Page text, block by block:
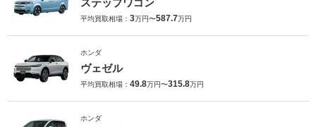
ステップワゴン
平均買取相場： 3万円〜587.7万円
ホンダ
ヴェゼル
平均買取相場： 49.8万円〜315.8万円
ホンダ